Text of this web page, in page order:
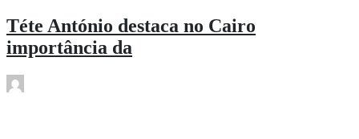
Téte António destaca no Cairo
importância da